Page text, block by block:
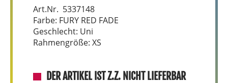
Art.Nr. 5337148
Farbe: FURY RED FADE
Geschlecht: Uni
Rahmengröße: XS
DER ARTIKEL IST Z.Z. NICHT LIEFERBAR